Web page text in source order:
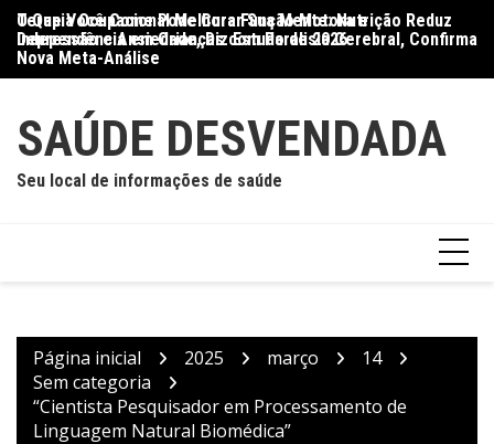
para
conteúdo
O Que Você Come Pode Curar Sua Mente: Nutrição Reduz
Depressão e Ansiedade, Diz Estudo de 2026
Terapia Ocupacional Melhora Função Motora e
Independência em Crianças com Paralisia Cerebral, Confirma
Nova Meta-Análise
SAÚDE DESVENDADA
Seu local de informações de saúde
Página inicial 2025 março
14
Sem categoria
“Cientista Pesquisador em Processamento de
Linguagem Natural Biomédica”